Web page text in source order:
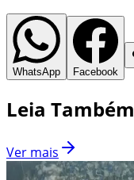
WhatsApp Facebook
Leia Também
Ver mais